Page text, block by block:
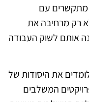
מתקשרים עם
לא רק מרחיבה את
אותם לשוק העבודה
את היסודות של
המשלבים